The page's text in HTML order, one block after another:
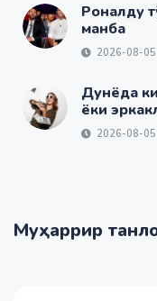
Роналду
манба
2026-08-
Дунёда
ёки
2026-08-
Муҳаррир